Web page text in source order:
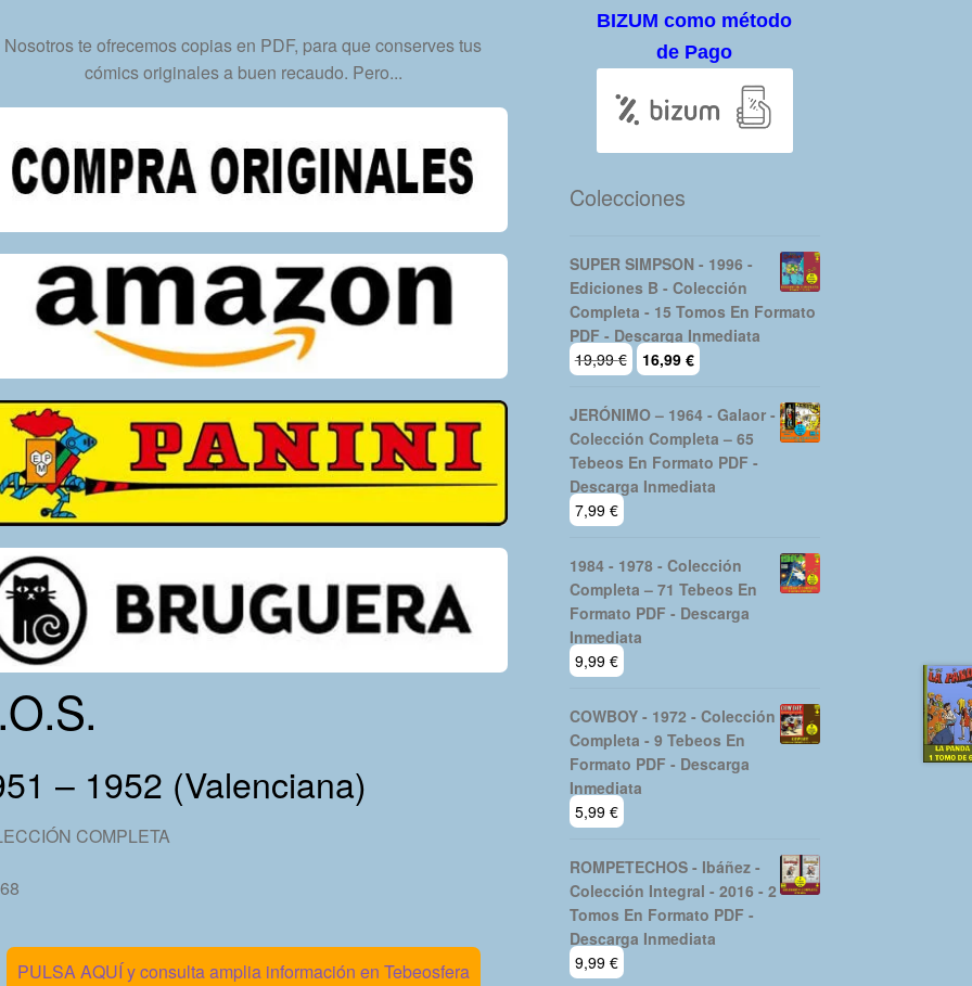
cantidad
Nosotros te ofrecemos copias en PDF, para que conserves tus
cómics originales a buen recaudo. Pero...
– 1952 (Valenciana)
COMPLETA
PULSA AQUÍ y consulta amplia información en Tebeosfera
BIZUM como método
de Pago
Colecciones
SUPER SIMPSON - 1996 -
Ediciones B - Colección
Completa - 15 Tomos En Formato
PDF - Descarga Inmediata
19,99€
El
precio
original
era:
19,99 €.
16,99 €
actual
es:
16,99 €.
JERÓNIMO – 1964 - Galaor -
Colección Completa – 65
Tebeos En Formato PDF -
Descarga Inmediata
7,99 €
1984 - 1978 - Colección
Completa – 71 Tebeos En
Formato PDF - Descarga
Inmediata
9,99 €
COWBOY - 1972 - Colección
Completa - 9 Tebeos En
Formato PDF - Descarga
Inmediata
5,99 €
ROMPETECHOS - Ibáñez -
Colección Integral - 2016 - 2
Tomos En Formato PDF -
Descarga Inmediata
9,99 €